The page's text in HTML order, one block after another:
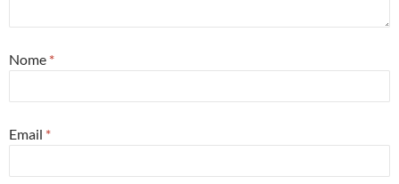
Nome *
Email *